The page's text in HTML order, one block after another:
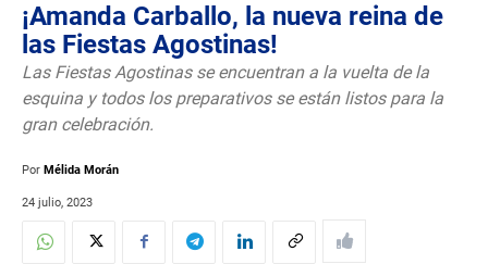
¡Amanda Carballo, la nueva reina de
las Fiestas Agostinas!
Las Fiestas Agostinas se encuentran a la vuelta de la
esquina y todos los preparativos se están listos para la
gran celebración.
Por Mélida Morán
24 julio, 2023